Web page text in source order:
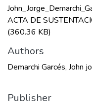
ACTA DE
(360.36 KB)
Authors
Demarchi Garcés, John
Publisher